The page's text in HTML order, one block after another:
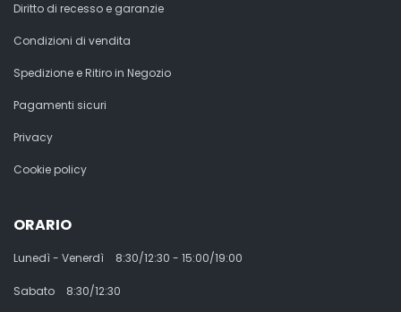
Diritto di recesso e garanzie
Condizioni di vendita
Spedizione e Ritiro in Negozio
Pagamenti sicuri
Privacy
Cookie policy
ORARIO
Lunedì - Venerdì 8:30/12:30 - 15:00/19:00
Sabato 8:30/12:30